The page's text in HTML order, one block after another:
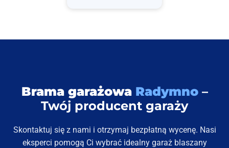
Brama garażowa Radymno–
Twój producent garaży
Skontaktuj się z nami i otrzymaj bezpłatną wycenę. Nasi
eksperci pomogą Ci wybrać idealny garaż blaszany